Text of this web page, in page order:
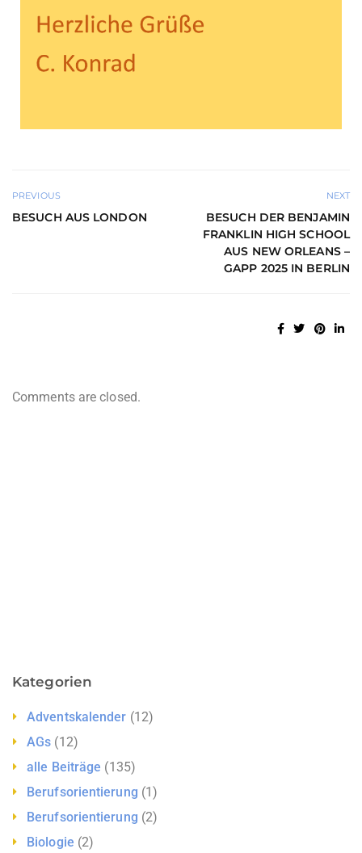
PREVIOUS
BESUCH AUS LONDON
NEXT
BESUCH DER BENJAMIN
FRANKLIN HIGH SCHOOL
AUS NEW ORLEANS –
GAPP 2025 IN BERLIN
Comments are closed.
Kategorien
Adventskalender (12)
AGs (12)
alle Beiträge (135)
Berufsorientierung (1)
Berufsorientierung (2)
Biologie (2)